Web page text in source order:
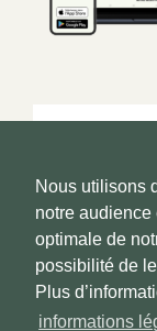
Nous utilisons
notre audience
optimale de
possibilité de
Plus
informations